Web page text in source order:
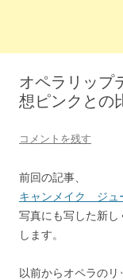
オペラリップ
想ピンクとの
コメントを残す
前回の記事、
キャンメイク ジュ
写真にも写した新
します。
以前からオペラの